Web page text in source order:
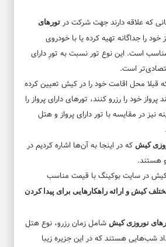
که علاقه دارند جهت شرکت در تورهای
خود را جداگانه تهیه کرده یا با خودروی
است. این نوع تور نسبت به تورِ دارای
است.
قبلا محل اقامت خود را در کیش تعیین کرده
خود را رزرو کنند، تور‌های دارای پرواز را
نیز در مقایسه با تور دارای پرواز و هتل
کیش که در اینجا به آن‌ها اشاره کردیم در
هستند.
کیش و ارائه راهکارهایی برای پیدا کردن
نوروزی کیش شامل زمان رزرو، نوع هتل
شب‌هایی هستند که در این جزیره زیبا